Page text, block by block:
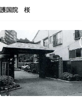
護国院 桜